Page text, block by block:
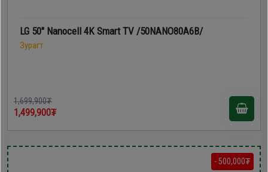
LG 50" Nanocell 4K Smart TV /50NANO80A6B/
Зурагт
1,699,900₮
1,499,900₮
- 500,000₮